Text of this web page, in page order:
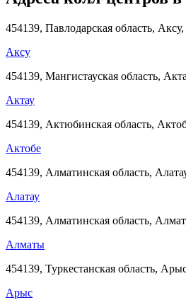
454139, Павлодарская область,
Аксу
454139, Мангистауская область,
Актау
454139, Актюбинская область,
Актобе
454139, Алматинская область,
Алатау
454139, Алматинская область,
Алматы
454139, Туркестанская область,
Арыс